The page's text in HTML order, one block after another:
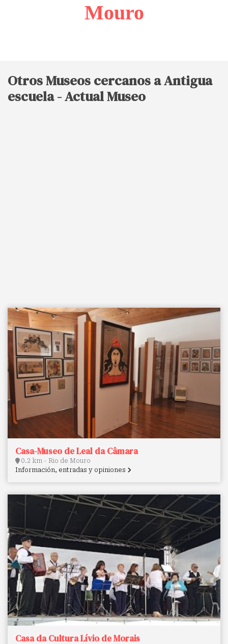
Mouro
Otros Museos cercanos a Antigua
escuela - Actual Museo
Casa-Museo de Leal da Câmara
0.2 km - Rio de Mouro
Información, entradas y opiniones
Casa da Cultura Lívio de Morais